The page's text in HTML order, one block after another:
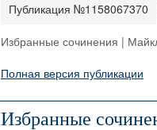
Публикация №1158067370
Избранные сочинения |
Полная версия публикации
Избранные